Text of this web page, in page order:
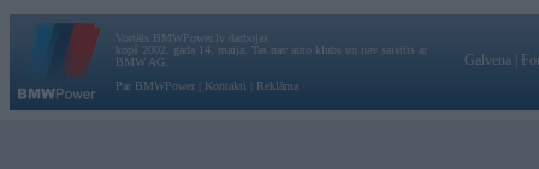
Vortāls BMWPower.lv darbojas
kopš 2002. gada 14. maija. Tas nav auto klubs un nav saistīts ar
BMW AG.
Par BMWPower
Kontakti Reklāma
Galvena